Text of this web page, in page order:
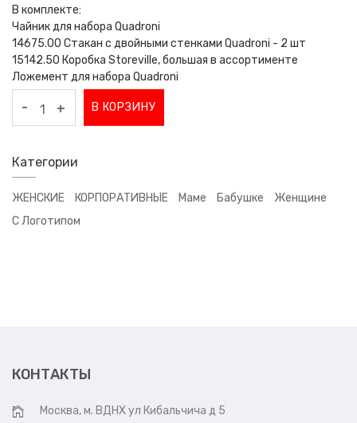
В комплекте:
Чайник для набора Quadroni
14675.00 Стакан с двойными стенками Quadroni - 2 шт
15142.50 Коробка Storeville, большая в ассортименте
Ложемент для набора Quadroni
- + В КОРЗИНУ
Категории
ЖЕНСКИЕ КОРПОРАТИВНЫЕ Маме Бабушке
Женщине
С Логотипом
КОНТАКТЫ
Москва, м. ВДНХ ул Кибальчича д 5